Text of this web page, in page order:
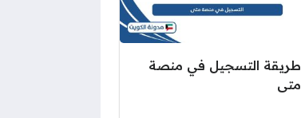
طريقة التسجيل في منصة
متى